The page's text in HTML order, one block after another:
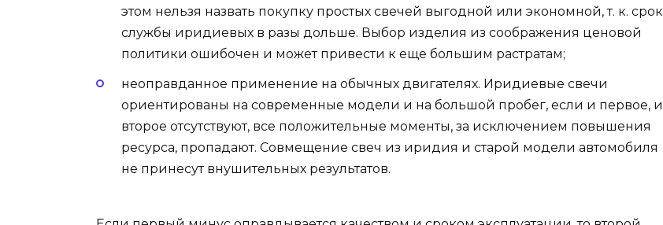
этом нельзя назвать покупку простых свечей выгодной или экономной, т. к. срок
службы иридиевых в разы дольше. Выбор изделия из соображения ценовой
политики ошибочен и может привести к еще большим растратам;
неоправданное применение на обычных двигателях. Иридиевые свечи
ориентированы на современные модели и на большой пробег, если и первое, и
второе отсутствуют, все положительные моменты, за исключением повышения
ресурса, пропадают. Совмещение свеч из иридия и старой модели автомобиля
не принесут внушительных результатов.